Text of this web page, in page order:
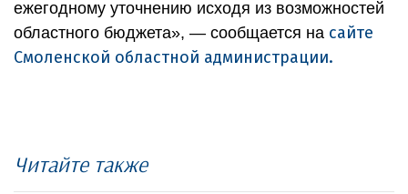
ежегодному уточнению исходя из возможностей
областного бюджета», — сообщается на сайте
Смоленской областной администрации.
Читайте также